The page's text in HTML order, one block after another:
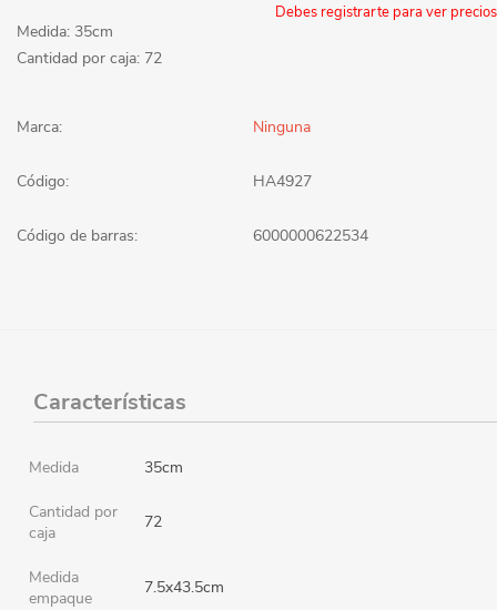
Debes registrarte para ver precios
Medida: 35cm
Cantidad por caja: 72
Marca: Ninguna
Código: HA4927
Código de barras: 6000000622534
Características
Medida 35cm
Cantidad por
caja
72
Medida
empaque
7.5x43.5cm